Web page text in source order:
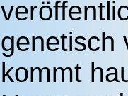
genetisch
kommt